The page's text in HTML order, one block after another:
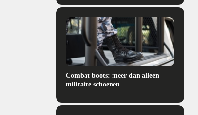
Combat boots: meer dan alleen
militaire schoenen